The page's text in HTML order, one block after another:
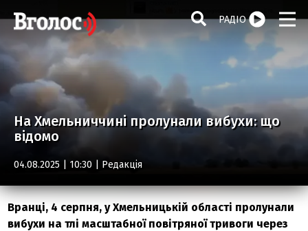
РАДІО
На Хмельниччині пролунали вибухи: що
відомо
04.08.2025 | 10:30 | Редакція
Вранці, 4 серпня, у Хмельницькій області пролунали
вибухи на тлі масштабної повітряної тривоги через